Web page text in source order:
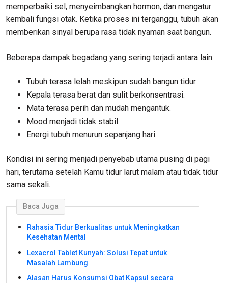
memperbaiki sel, menyeimbangkan hormon, dan mengatur
kembali fungsi otak. Ketika proses ini terganggu, tubuh akan
memberikan sinyal berupa rasa tidak nyaman saat bangun.
Beberapa dampak begadang yang sering terjadi antara lain:
Tubuh terasa lelah meskipun sudah bangun tidur.
Kepala terasa berat dan sulit berkonsentrasi.
Mata terasa perih dan mudah mengantuk.
Mood menjadi tidak stabil.
Energi tubuh menurun sepanjang hari.
Kondisi ini sering menjadi penyebab utama pusing di pagi
hari, terutama setelah Kamu tidur larut malam atau tidak tidur
sama sekali.
Baca Juga
Rahasia Tidur Berkualitas untuk Meningkatkan
Kesehatan Mental
Lexacrol Tablet Kunyah: Solusi Tepat untuk
Masalah Lambung
Alasan Harus Konsumsi Obat Kapsul secara